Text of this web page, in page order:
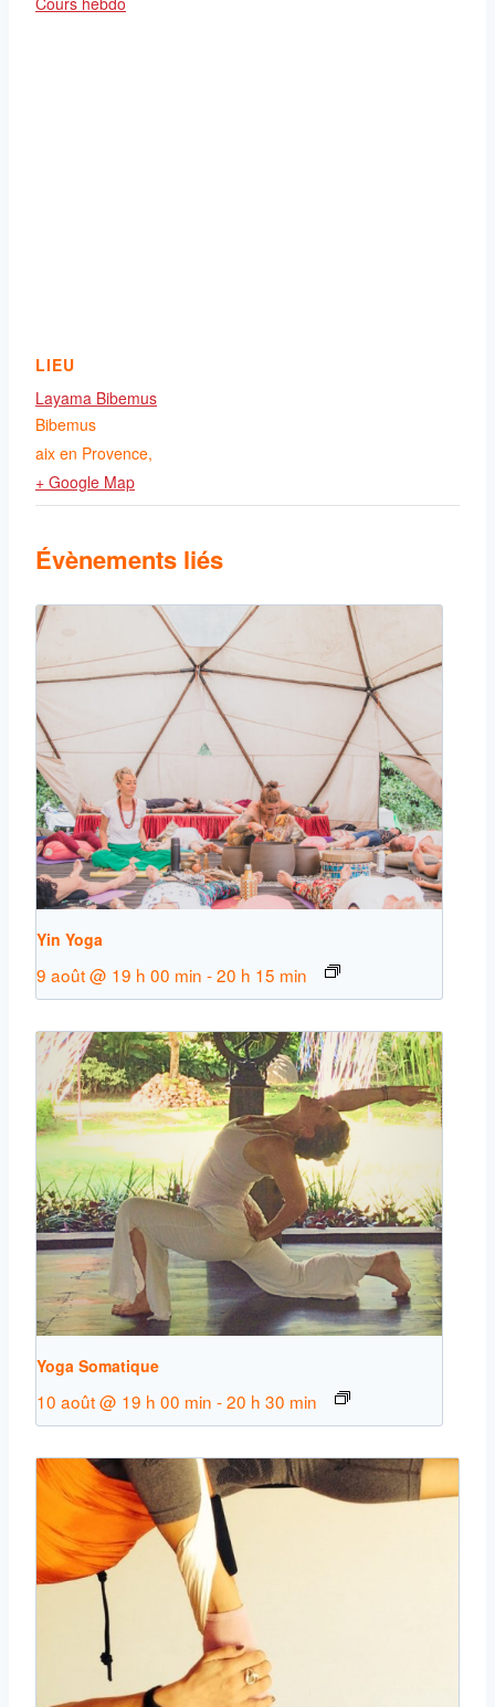
LIEU
Layama Bibemus
Bibemus
aix en Provence,
+ Google Map
Évènements liés
Yin Yoga
9 août @ 19 h 00 min -20 h 15 min
Yoga Somatique
10 août @ 19 h 00 min -20 h 30 min